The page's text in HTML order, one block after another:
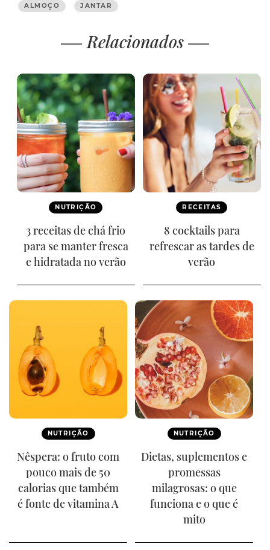
ALMOÇO JANTAR
Relacionados
NUTRIÇÃO
3 receitas de chá frio
para se manter fresca
e hidratada no verão
RECEITAS
8 cocktails para
refrescar as tardes de
verão
NUTRIÇÃO
Nêspera: o fruto com
pouco mais de 50
calorias que também
é fonte de vitamina A
NUTRIÇÃO
Dietas, suplementos e
promessas
milagrosas: o que
funciona e o que é
mito